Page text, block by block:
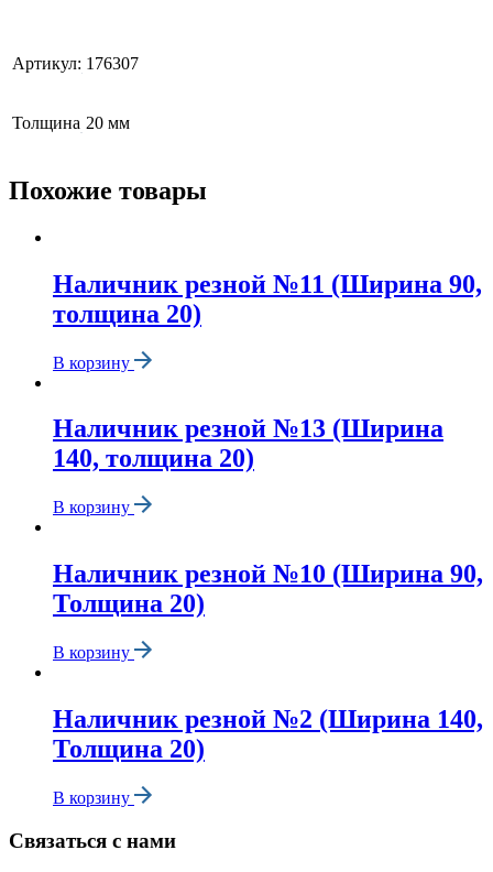
Артикул: 176307
Толщина 20 мм
Похожие товары
Наличник резной №11 (Ширина 90,
толщина 20)
В корзину
Наличник резной №13 (Ширина
140, толщина 20)
В корзину
Наличник резной №10 (Ширина 90,
Толщина 20)
В корзину
Наличник резной №2 (Ширина 140,
Толщина 20)
В корзину
Связаться с нами